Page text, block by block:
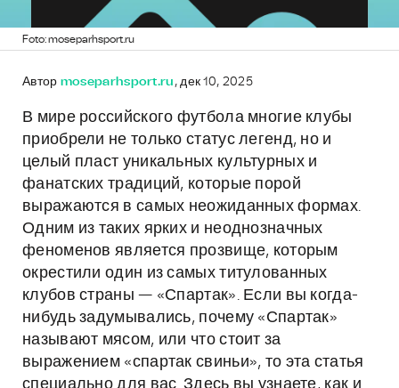
Foto: moseparhsport.ru
Автор moseparhsport.ru , дек 10, 2025
В мире российского футбола многие клубы
приобрели не только статус легенд, но и
целый пласт уникальных культурных и
фанатских традиций, которые порой
выражаются в самых неожиданных формах.
Одним из таких ярких и неоднозначных
феноменов является прозвище, которым
окрестили один из самых титулованных
клубов страны — «Спартак». Если вы когда-
нибудь задумывались, почему «Спартак»
называют мясом, или что стоит за
выражением «спартак свиньи», то эта статья
специально для вас. Здесь вы узнаете, как и